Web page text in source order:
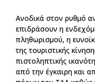
Ανοδικά στον ρυθμό
επιδράσουν η
πληθωρισμού, η
της τουριστικής
πιστοληπτικής
από την έγκαιρη και